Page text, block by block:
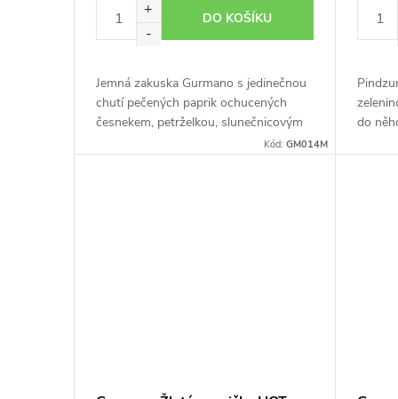
DO KOŠÍKU
Jemná zakuska Gurmano s jedinečnou
chutí pečených paprik ochucených
česnekem, petrželkou, slunečnicovým
olejem a kořením. Nezaměnitelná chuť
Kód:GM014M
do